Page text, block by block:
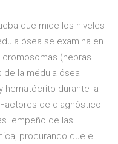
que mide los niveles
ósea se examina en
cromosomas (hebras
de la médula ósea
hematócrito durante la
de diagnóstico
empeño de las
procurando que el